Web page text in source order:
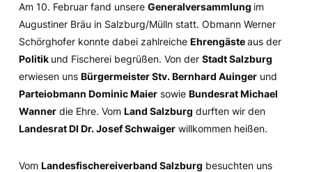
Am 10. Februar fand unsere Generalversammlung im
Augustiner Bräu in Salzburg/Mülln statt. Obmann Werner
Schörghofer konnte dabei zahlreiche Ehrengästeaus der
Politik und Fischerei begrüßen. Von der Stadt Salzburg
erwiesen uns Bürgermeister Stv. Bernhard Auingerund
Parteiobmann Dominic Maiersowie Bundesrat Michael
Wannerdie Ehre. Vom Land Salzburg durften wir den
Landesrat DI Dr. Josef Schwaigerwillkommen heißen.
Vom Landesfischereiverband Salzburg besuchten uns